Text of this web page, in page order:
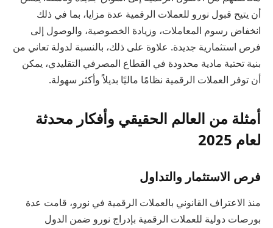
أن يتيح قبول نورو للعملات الرقمية عدة مزايا، بما في ذلك
انخفاض رسوم المعاملات، وزيادة الخصوصية، والوصول إلى
فرص استثمارية جديدة. علاوة على ذلك، بالنسبة لدولة تعاني من
بنية تحتية مادية محدودة في القطاع المصرفي التقليدي، يمكن
أن توفر العملات الرقمية نظامًا ماليًا بديلاً وأكثر سهولة.
أمثلة من العالم الحقيقي وأفكار محدثة
لعام 2025
فرص الاستثمار والتداول
منذ الاعتراف القانوني بالعملات الرقمية في نورو، قامت عدة
بورصات دولية للعملات الرقمية بإدراج نورو ضمن الدول